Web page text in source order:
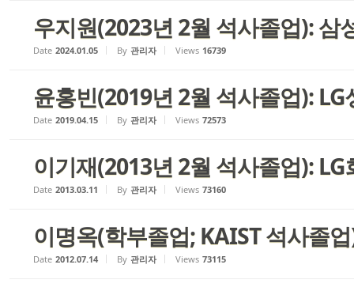
우지원(2023년 2월 석사졸업): 삼
Date 2024.01.05 By 관리자 Views 16739
윤홍빈(2019년 2월 석사졸업):
Date 2019.04.15 By 관리자 Views 72573
이기재(2013년 2월 석사졸업): LG
Date 2013.03.11 By 관리자 Views 73160
이명옥(학부졸업; KAIST 석사졸
Date 2012.07.14 By 관리자 Views 73115